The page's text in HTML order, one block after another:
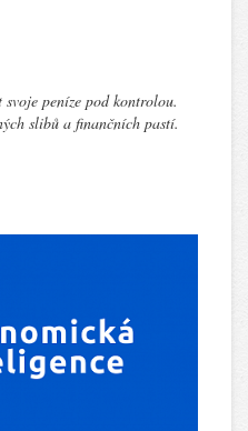
peníze pod kontrolou.
slibů a finančních pastí.